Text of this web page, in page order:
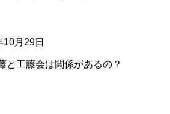
10月29日